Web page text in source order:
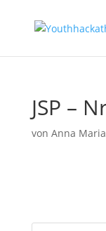
JSP –
von Anna